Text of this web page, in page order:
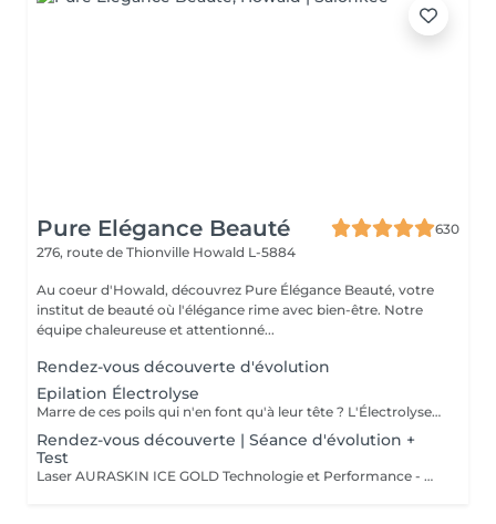
Pure Elégance Beauté
630
276, route de Thionville Howald L-5884
Au coeur d'Howald, découvrez Pure Élégance Beauté, votre
institut de beauté où l'élégance rime avec bien-être. Notre
équipe chaleureuse et attentionné...
Rendez-vous découverte d'évolution
Epilation Électrolyse
Marre de ces poils qui n'en font qu'à leur tête ? L'Électrolyse est l'unique méthode reconnue comme 100% définitive, poil par poil. Elle neutralise tout, même les poils blonds, blancs ou ceux que le laser a ratés. C'est précis, c'est permanent. Le prix s'ajuste à la minute : vous ne payez que le temps vraiment nécessaire.
Rendez-vous découverte | Séance d'évolution +
Test
Laser AURASKIN ICE GOLD Technologie et Performance - multi- longueurs d'onde - tous les phototypes de peau - efficacité - durabilité - confort du traitement extrême - moins de douleurs grâce à son system de refroidissement très performant